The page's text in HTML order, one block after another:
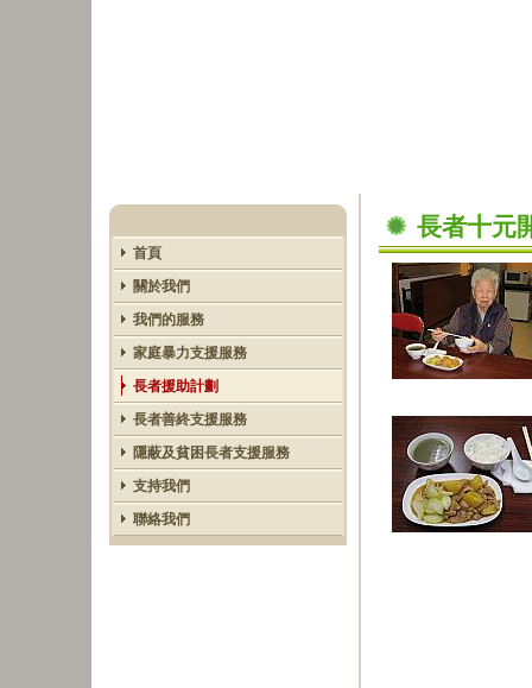
首頁
關於我們
我們的服務
家庭暴力支援服務
長者援助計劃
長者善終支援服務
隱蔽及貧困長者支援服務
支持我們
聯絡我們
長者十元